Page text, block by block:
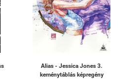
Alias - Jessica Jones 3.
keménytáblás képregény